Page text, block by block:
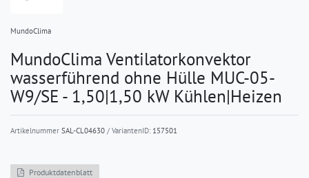
MundoClima
MundoClima Ventilatorkonvektor
wasserführend ohne Hülle MUC-05-
W9/SE - 1,50|1,50 kW Kühlen|Heizen
Artikelnummer SAL-CL04630 / VariantenID: 157501
Produktdatenblatt